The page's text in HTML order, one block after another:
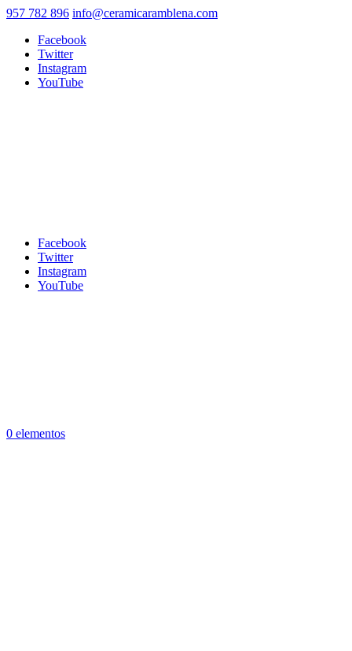
957 782 896 info@ceramicaramblena.com
Facebook
Twitter
Instagram
YouTube
Facebook
Twitter
Instagram
YouTube
0 elementos